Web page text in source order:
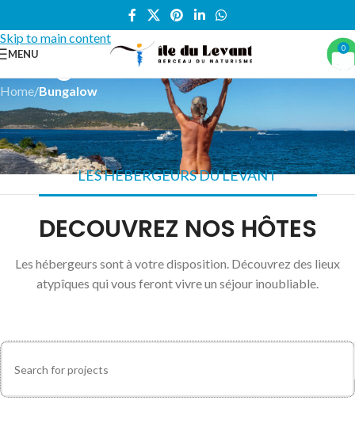
Skip to main content
MENU 0
Bungalow
Home/Bungalow
LES HEBERGEURS DU LEVANT
DECOUVREZ NOS HÔTES
Les hébergeurs sont à votre disposition. Découvrez des lieux
atypîques qui vous feront vivre un séjour inoubliable.